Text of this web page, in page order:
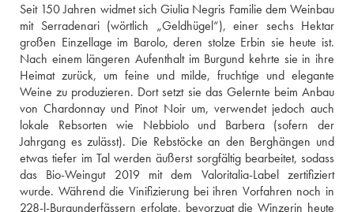
Seit 150 Jahren widmet sich Giulia Negris Familie dem Weinbau
mit Serradenari (wörtlich „Geldhügel“), einer sechs Hektar
großen Einzellage im Barolo, deren stolze Erbin sie heute ist.
Nach einem längeren Aufenthalt im Burgund kehrte sie in ihre
Heimat zurück, um feine und milde, fruchtige und elegante
Weine zu produzieren. Dort setzt sie das Gelernte beim Anbau
von Chardonnay und Pinot Noir um, verwendet jedoch auch
lokale Rebsorten wie Nebbiolo und Barbera (sofern der
Jahrgang es zulässt). Die Rebstöcke an den Berghängen und
etwas tiefer im Tal werden äußerst sorgfältig bearbeitet, sodass
das Bio-Weingut 2019 mit dem Valoritalia-Label zertifiziert
wurde. Während die Vinifizierung bei ihren Vorfahren noch in
228-l-Burgunderfässern erfolgte, bevorzugt die Winzerin heute